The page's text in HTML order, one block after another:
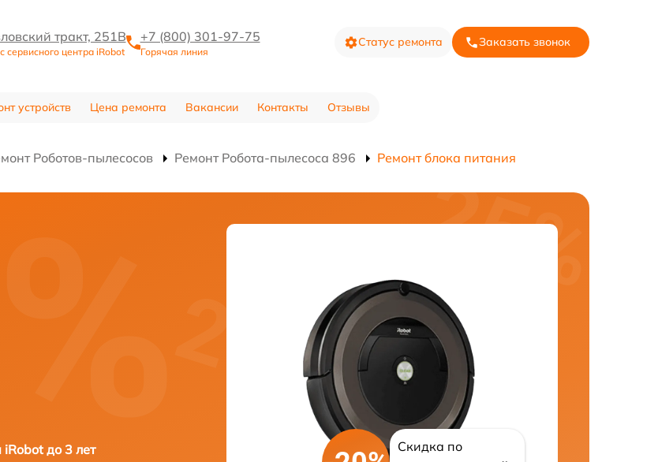
тракт, 251В
сервисного центра iRobot
+7 (800) 301-97-75
Горячая линия
Статус ремонта Заказать звонок
устройств Цена ремонта Вакансии Контакты Отзывы
Роботов-пылесосов Ремонт Робота-пылесоса 896 Ремонт блока питания
до 3 лет
Скидка по